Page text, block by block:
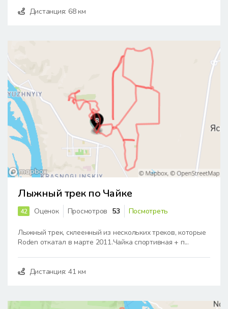
Дистанция: 68 км
Лыжный трек по Чайке
42 Оценок Просмотров 53 Посмотреть
Лыжный трек, склеенный из нескольких треков, которые
Roden откатал в марте 2011.Чайка спортивная + п...
Дистанция: 41 км